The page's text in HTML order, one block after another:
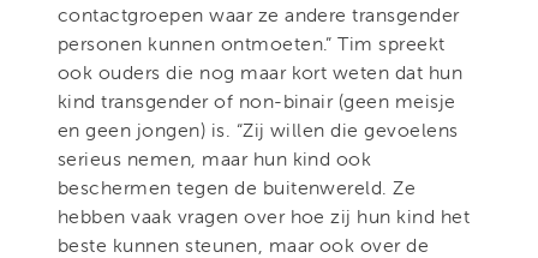
contactgroepen waar ze andere transgender
personen kunnen ontmoeten.” Tim spreekt
ook ouders die nog maar kort weten dat hun
kind transgender of non-binair (geen meisje
en geen jongen) is. “Zij willen die gevoelens
serieus nemen, maar hun kind ook
beschermen tegen de buitenwereld. Ze
hebben vaak vragen over hoe zij hun kind het
beste kunnen steunen, maar ook over de